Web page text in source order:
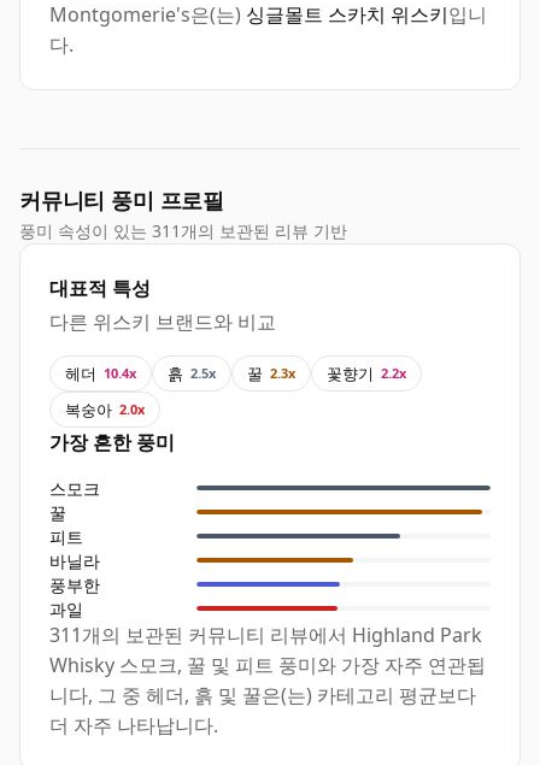
Montgomerie's은(는) 싱글몰트 스카치 위스키입니
다.
커뮤니티 풍미 프로필
풍미 속성이 있는 311개의 보관된 리뷰 기반
대표적 특성
다른 위스키 브랜드와 비교
헤더 10.4x 흙 2.5x 꿀 2.3x 꽃향기 2.2x
복숭아 2.0x
가장 흔한 풍미
스모크
꿀
피트
바닐라
풍부한
과일
311개의 보관된 커뮤니티 리뷰에서 Highland Park
Whisky 스모크, 꿀 및 피트 풍미와 가장 자주 연관됩
니다, 그 중 헤더, 흙 및 꿀은(는) 카테고리 평균보다
더 자주 나타납니다.